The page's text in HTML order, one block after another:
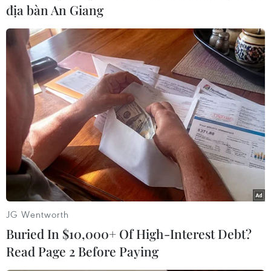
điểm khai thác khoảng trên 1.000m3 đá, còn
tạihiện trường khai thác mỏ Hòn Sóc khoảng
100m3.
Trong khi đó, hộ kinh doanh cá thể Hồ Kim
Vàng không có chức năng khaithác khoáng sản.
Cùng với việc thu hồi giấy phép khai thác mỏ đá
Hòn Sóc của Công ty cổphần đầu tư công nghiệp
Tân Kiên, Sở Tài Nguyên - Môi trường Kiên
Giang kiếnnghị xử phạt công ty này hàng trăm
triệu đồng do vi phạm các quy định của
Nhànước về quản lý hoạt động khai thác
khoáng sản./.
địa bàn An Giang
JG Wentworth
Buried In $10,000+ Of High-Interest Debt?
Read Page 2 Before Paying